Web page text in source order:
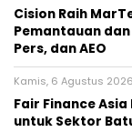
Cision Raih
Pemantauan
Pers, dan AEO
Kamis, 6 Agustus
Fair Finance
untuk Sektor